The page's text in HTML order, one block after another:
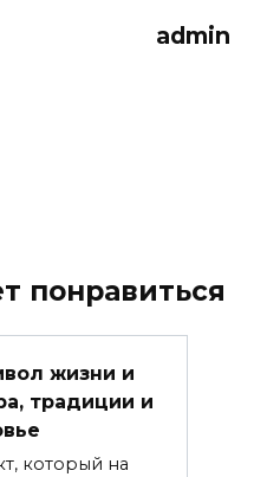
admin
понравиться
жизни и
традиции и
который на